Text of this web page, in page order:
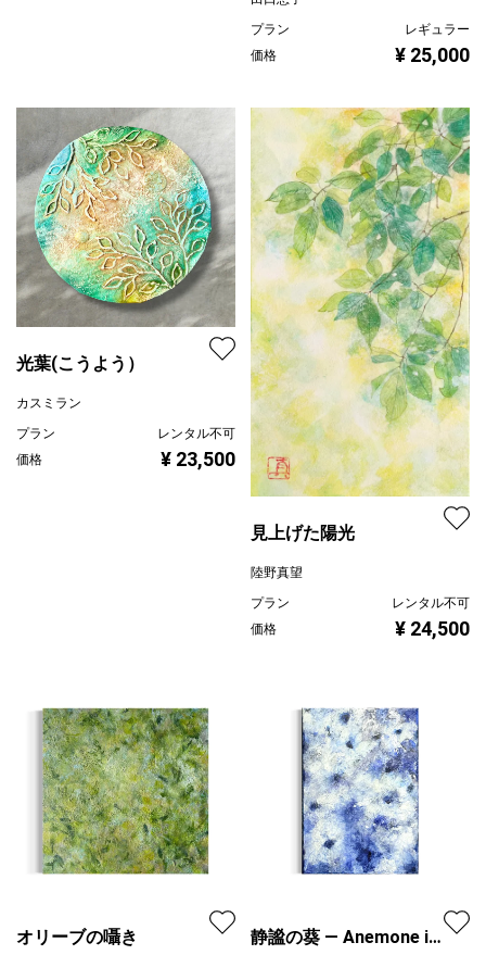
プラン
レギュラー
価格
¥ 25,000
光葉(こうよう）
カスミラン
プラン
レンタル不可
価格
¥ 23,500
見上げた陽光
陸野真望
プラン
レンタル不可
価格
¥ 24,500
オリーブの囁き
静謐の葵 — Anemone in